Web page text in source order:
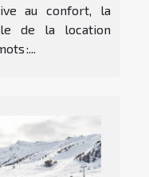
au confort, la
de la location
:...